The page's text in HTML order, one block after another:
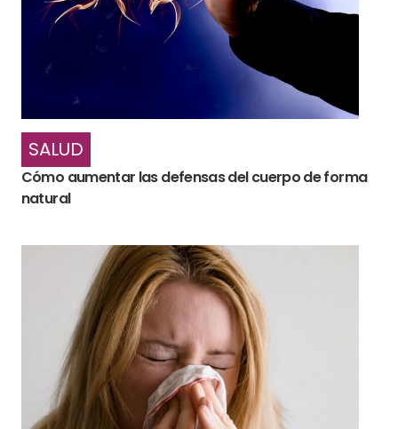
SALUD
Cómo aumentar las defensas del cuerpo de forma
natural